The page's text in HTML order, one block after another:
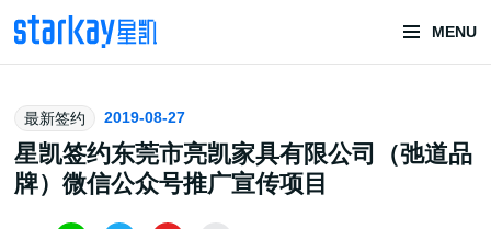
MENU
头部潮玩
技术服务商
最新签约 2019-08-27
星凯签约东莞市亮凯家具有限公司（弛道品
牌）微信公众号推广宣传项目